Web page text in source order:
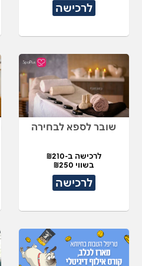
לרכישה
שובר לספא לבחירה
לרכישה ב-₪210
בשווי ₪250
לרכישה